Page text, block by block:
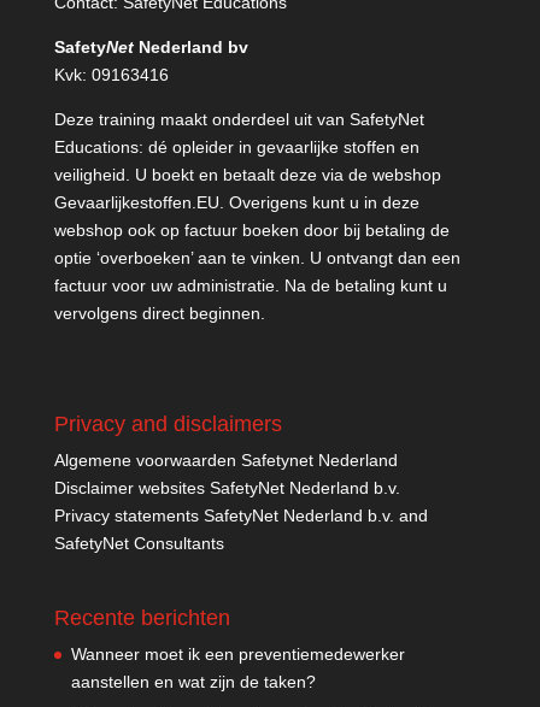
SafetyNetNederland bv
Kvk: 09163416
Deze training maakt onderdeel uit van SafetyNet
Educations: dé opleider in gevaarlijke stoffen en
veiligheid. U boekt en betaalt deze via de webshop
Gevaarlijkestoffen.EU . Overigens kunt u in deze
webshop ook op factuur boeken door bij betaling de
optie ‘overboeken’ aan te vinken. U ontvangt dan een
factuur voor uw administratie. Na de betaling kunt u
vervolgens direct beginnen.
Privacy and disclaimers
Algemene voorwaarden Safetynet Nederland
Disclaimer websites SafetyNet Nederland b.v.
Privacy statements SafetyNet Nederland b.v. and
SafetyNet Consultants
Recente berichten
Wanneer moet ik een preventiemedewerker
aanstellen en wat zijn de taken?